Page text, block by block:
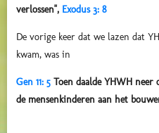
verlossen", Exodus 3: 8
De vorige keer dat we lazen dat
kwam, was in
Gen 11: 5 Toen daalde YHWH
de mensenkinderen aan het